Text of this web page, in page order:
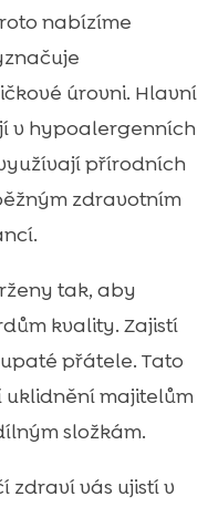
nabízíme
úrovni. Hlavní
v hypoalergenních
přírodních
zdravotním
tak, aby
kvality. Zajistí
přátele. Tato
uklidnění majitelům
složkám.
zdraví vás ujistí v